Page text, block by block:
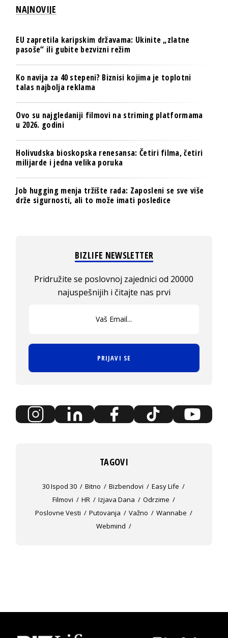
NAJNOVIJE
EU zapretila karipskim državama: Ukinite „zlatne
pasoše“ ili gubite bezvizni režim
Ko navija za 40 stepeni? Biznisi kojima je toplotni
talas najbolja reklama
Ovo su najgledaniji filmovi na striming platformama
u 2026. godini
Holivudska bioskopska renesansa: Četiri filma, četiri
milijarde i jedna velika poruka
Job hugging menja tržište rada: Zaposleni se sve više
drže sigurnosti, ali to može imati posledice
BIZLIFE NEWSLETTER
Pridružite se poslovnoj zajednici od 20000
najuspešnijih i čitajte nas prvi
PRIJAVI SE
TAGOVI
30 Ispod 30 Bitno Bizbendovi
Easy Life
Filmovi
HR Izjava Dana
Odrzime
Poslovne Vesti
Putovanja Važno
Wannabe
Webmind